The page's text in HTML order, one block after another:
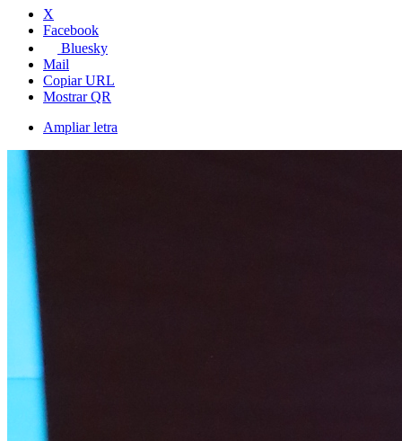
X
Facebook
Bluesky
Mail
Copiar URL
Mostrar QR
Ampliar letra